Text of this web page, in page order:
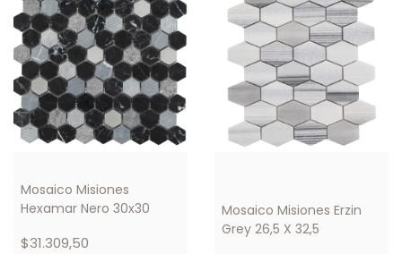
Mosaico Misiones
Hexamar Nero 30x30
$31.309,50
Mosaico Misiones Erzin
Grey 26,5 X 32,5